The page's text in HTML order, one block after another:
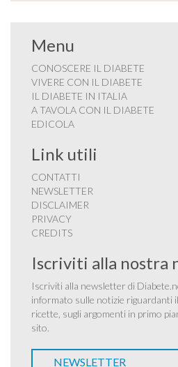
Menu
CONOSCERE IL DIABETE
VIVERE CON IL DIABETE
IL DIABETE IN ITALIA
A TAVOLA CON IL DIABETE
EDICOLA
Link utili
CONTATTI
NEWSLETTER
DISCLAIMER
PRIVACY
CREDITS
Iscriviti alla nostra
Iscriviti alla newsletter di
informato sulle notizie riguardanti
ricette, sugli argomenti in primo
sito.
NEWSLETTER